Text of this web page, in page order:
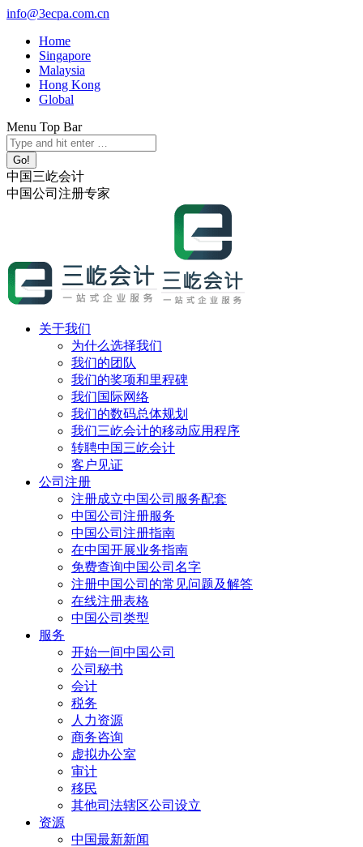
跳
info@3ecpa.com.cn
Home
Singapore
Malaysia
Hong Kong
Global
Menu Top Bar
X
page
opens
in
new
YouTube
page
opens
in
new
Linkedin
page
opens
in
new
Instagram
page
opens
in
new
Search:
中国三屹会计
中国公司注册专家
关于我们
为什么选择我们
我们的团队
我们的奖项和里程碑
我们国际网络
我们的数码总体规划
我们三屹会计的移动应用程序
转聘中国三屹会计
客户见证
公司注册
注册成立中国公司服务配套
中国公司注册服务
中国公司注册指南
在中国开展业务指南
免费查询中国公司名字
注册中国公司的常见问题及解答
在线注册表格
中国公司类型
服务
开始一间中国公司
公司秘书
会计
税务
人力资源
商务咨询
虚拟办公室
审计
移民
其他司法辖区公司设立
资源
中国最新新闻